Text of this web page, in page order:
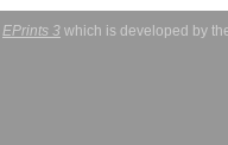
EPrints 3 which is developed by